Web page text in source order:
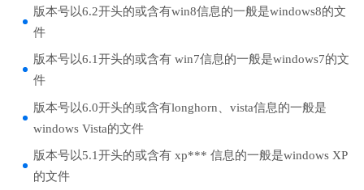
版本号以6.2开头的或含有win8信息的一般是windows8的文
件
版本号以6.1开头的或含有 win7信息的一般是windows7的文
件
版本号以6.0开头的或含有longhorn、vista信息的一般是
windows Vista的文件
版本号以5.1开头的或含有 xp*** 信息的一般是windows XP
的文件